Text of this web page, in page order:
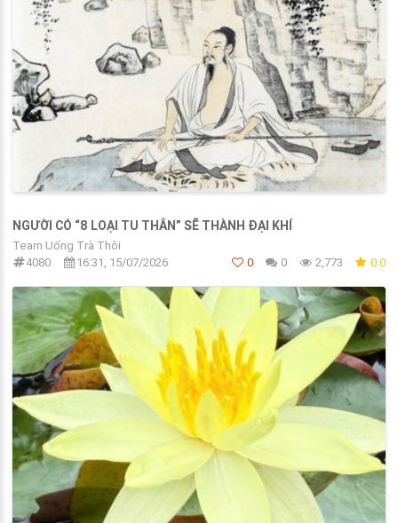
NGƯỜI CÓ “8 LOẠI TU THÂN” SẼ THÀNH ĐẠI KHÍ
Team Uống Trà Thôi
4080
16:31, 15/07/2026 0 0 2,773 0.0